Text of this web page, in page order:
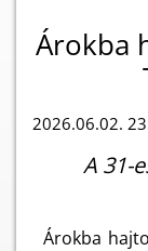
Árokba
2026.06.02.
A 31-
Árokba